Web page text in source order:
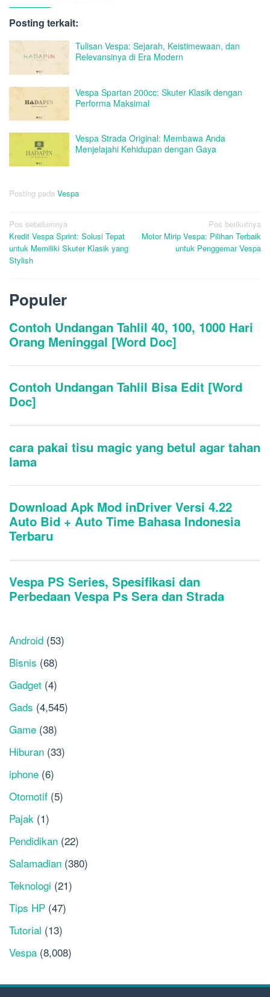
Posting terkait:
Tulisan Vespa: Sejarah, Keistimewaan, dan
Relevansinya di Era Modern
Vespa Spartan 200cc: Skuter Klasik dengan
Performa Maksimal
Vespa Strada Original: Membawa Anda
Menjelajahi Kehidupan dengan Gaya
Posting pada Vespa
Navigasi
pos
Pos sebelumnya
Kredit Vespa Sprint: Solusi Tepat
untuk Memiliki Skuter Klasik yang
Stylish
Pos berikutnya
Motor Mirip Vespa: Pilihan Terbaik
untuk Penggemar Vespa
Populer
Android (53)
Bisnis (68)
Gadget (4)
Gads (4,545)
Game (38)
Hiburan (33)
iphone (6)
Otomotif (5)
Pajak (1)
Pendidikan (22)
Salamadian (380)
Teknologi (21)
Tips HP (47)
Tutorial (13)
Vespa (8,008)